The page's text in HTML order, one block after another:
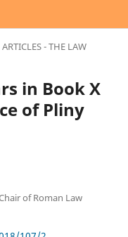
ARTICLES - THE LAW
in Book X
of Pliny
of Roman Law